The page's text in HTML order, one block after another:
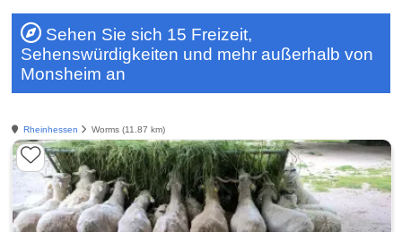
Sehen Sie sich 15 Freizeit,
Sehenswürdigkeiten und mehr außerhalb von
Monsheim an
Rheinhessen Worms (11.87 km)